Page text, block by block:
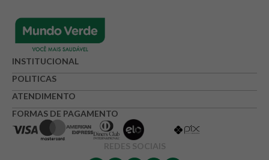
Avalie o produto de 1 até 5 estrelas
★★★☆
Endereço de e-mail
INSTITUCIONAL
POLITICAS
ATENDIMENTO
FORMAS DE PAGAMENTO
REDES SOCIAIS